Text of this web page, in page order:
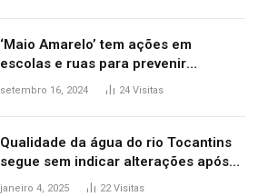
‘Maio Amarelo’ tem ações em
escolas e ruas para prevenir
acidentes no trânsito no AP
setembro 16, 2024 24 Visitas
Qualidade da água do rio Tocantins
segue sem indicar alterações após
desabamento da ponte entre MA e
janeiro 4, 2025 22Visitas